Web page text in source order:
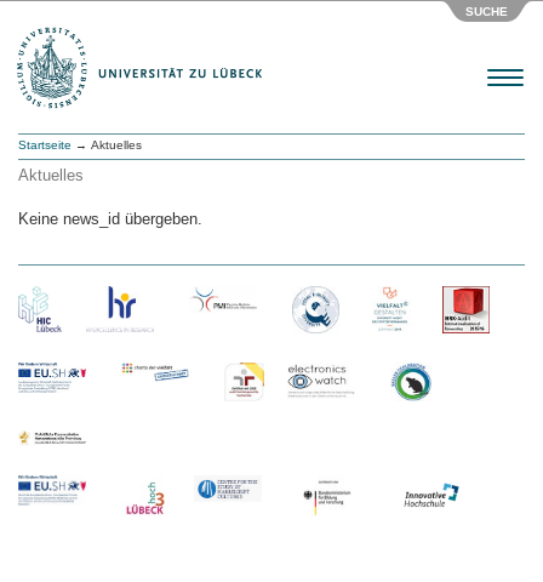
SUCHE
Menu
Startseite → Aktuelles
Aktuelles
Keine news_id übergeben.